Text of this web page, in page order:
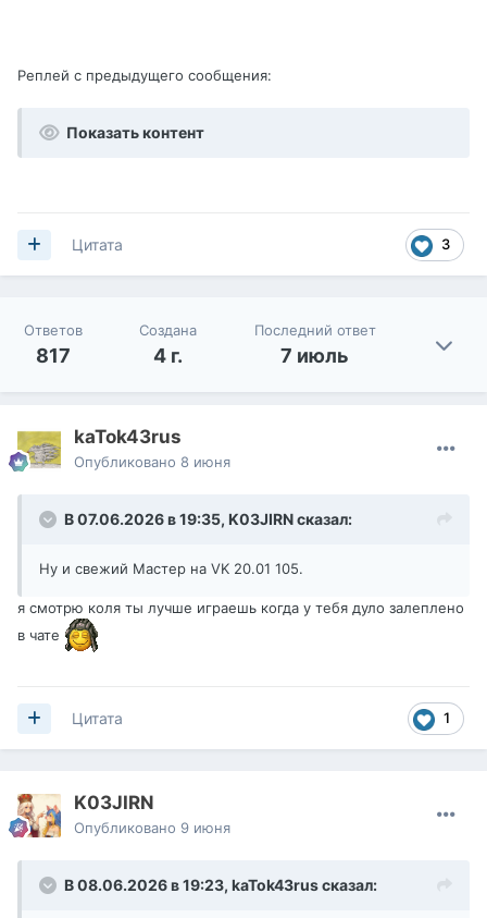
Реплей с предыдущего сообщения:
Показать контент
3
Цитата
Ответов
817
Создана
4 г.
Последний ответ
7 июль
kaTok43rus
Опубликовано 8 июня
В 07.06.2026 в 19:35, K03JIRNсказал:
Ну и свежий Мастер на VK 20.01 105.
я смотрю коля ты лучше играешь когда у тебя дуло залеплено
в чате
1
Цитата
K03JIRN
Опубликовано 9 июня
В 08.06.2026 в 19:23, kaTok43rusсказал: